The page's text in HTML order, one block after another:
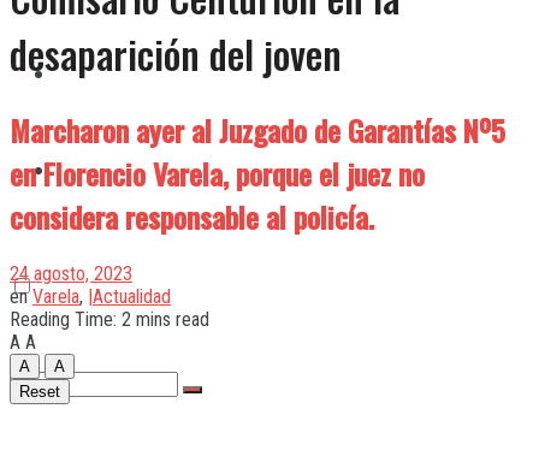
Quilmes
Varela
desaparición del joven
Marcharon ayer al Juzgado de Garantías Nº5
en Florencio Varela, porque el juez no
considera responsable al policía.
24 agosto, 2023
en Varela, |Actualidad
Reading Time: 2 mins read
A A
A
A
Reset